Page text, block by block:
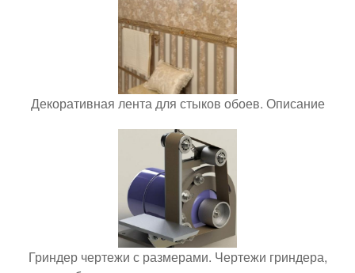
Декоративная лента для стыков обоев. Описание
Гриндер чертежи с размерами. Чертежи гриндера,